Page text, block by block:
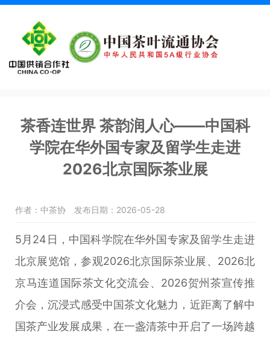
茶香连世界 茶韵润人心——中国科
学院在华外国专家及留学生走进
2026北京国际茶业展
作者：中茶协 发布日期：2026-05-28
5月24日，中国科学院在华外国专家及留学生走进
北京展览馆，参观2026北京国际茶业展、2026北
京马连道国际茶文化交流会、2026贺州茶宣传推
介会，沉浸式感受中国茶文化魅力，近距离了解中
国茶产业发展成果，在一盏清茶中开启了一场跨越